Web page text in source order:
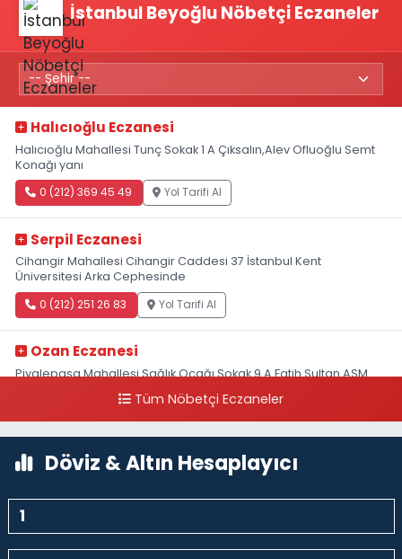
İstanbul Beyoğlu Nöbetçi Eczaneler
Halıcıoğlu Eczanesi
Halıcıoğlu Mahallesi Tunç Sokak 1 A Çıksalın,Alev Ofluoğlu Semt
Konağı yanı
0 (212) 369 45 49 Yol Tarifi Al
Serpil Eczanesi
Cihangir Mahallesi Cihangir Caddesi 37 İstanbul Kent
Üniversitesi Arka Cephesinde
0 (212) 251 26 83 Yol Tarifi Al
Ozan Eczanesi
Piyalepaşa Mahallesi Sağlık Ocağı Sokak 9 A Fatih Sultan ASM
Tüm Nöbetçi Eczaneler
Döviz & Altın Hesaplayıcı